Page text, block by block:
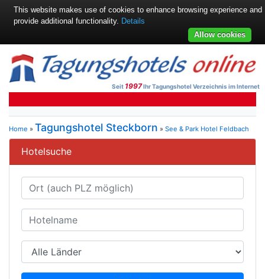
Seit 1997Ihr Tagungshotel Verzeichnis im Internet
Home » Tagungshotel Steckborn » See & Park Hotel Feldbach
Hotelsuche
This website makes use of cookies to enhance browsing experience and
provide additional functionality. Details
Allow cookies